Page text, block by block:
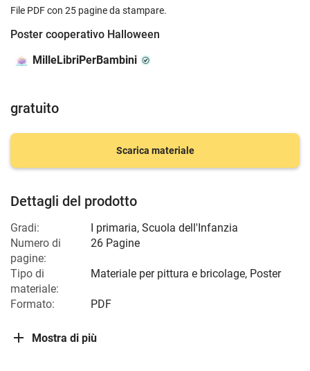
File PDF con 25 pagine da stampare.
Poster cooperativo Halloween
MilleLibriPerBambini
gratuito
Scarica materiale
Dettagli del prodotto
Gradi: I primaria, Scuola dell'Infanzia
Numero di
pagine:
26 Pagine
Tipo di
materiale:
Materiale per pittura e bricolage, Poster
Formato: PDF
Mostra di più